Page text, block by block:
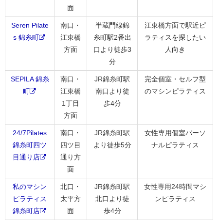
面
Seren Pilate
s 錦糸町
南口・
江東橋
方面
半蔵門線錦
糸町駅2番出
口より徒歩3
分
江東橋方面で駅近ピ
ラティスを探したい
人向き
SEPILA 錦糸
町
南口・
江東橋
1丁目
方面
JR錦糸町駅
南口より徒
歩4分
完全個室・セルフ型
のマシンピラティス
24/7Pilates
錦糸町四ツ
目通り店
南口・
四ツ目
通り方
面
JR錦糸町駅
より徒歩5分
女性専用個室パーソ
ナルピラティス
私のマシン
ピラティス
錦糸町店
北口・
太平方
面
JR錦糸町駅
北口より徒
歩4分
女性専用24時間マシ
ンピラティス